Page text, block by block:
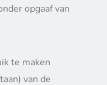
opgaaf van
te maken
van de